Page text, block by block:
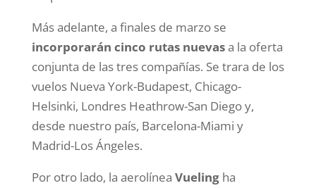
Más adelante, a finales de marzo se
incorporarán cinco rutas nuevasa la oferta
conjunta de las tres compañías. Se trara de los
vuelos Nueva York-Budapest, Chicago-
Helsinki, Londres Heathrow-San Diego y,
desde nuestro país, Barcelona-Miami y
Madrid-Los Ángeles.
Por otro lado, la aerolínea Vuelingha